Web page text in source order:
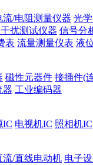
流/电阻测量仪器 光
扰测试仪器 信号分
表 流量测量仪表 液
磁性元器件 接插件(
器 工业编码器
IC 电视机IC 照相机IC
流/直线电动机 电子